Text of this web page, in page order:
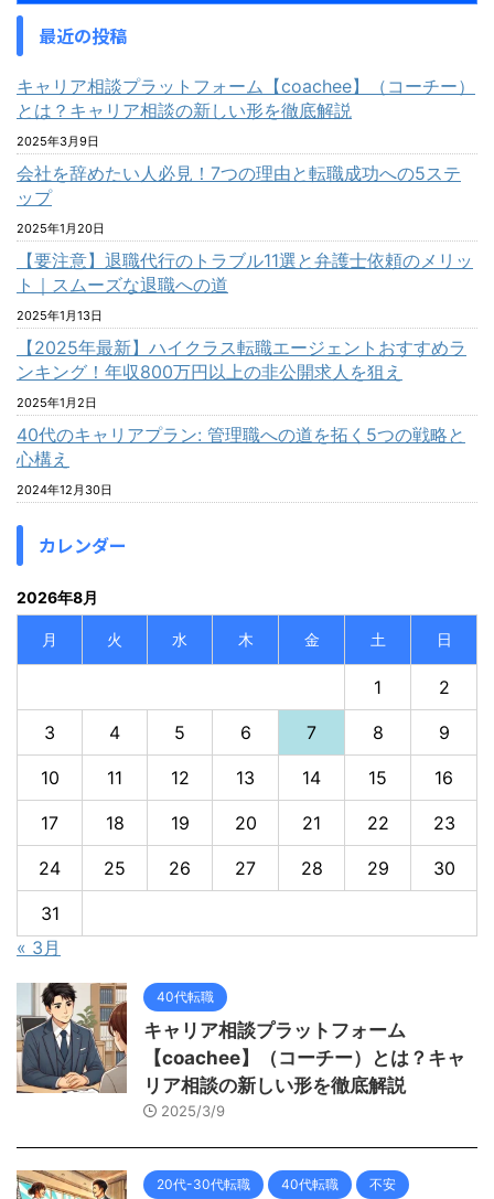
最近の投稿
キャリア相談プラットフォーム【coachee】（コーチー）
とは？キャリア相談の新しい形を徹底解説
2025年3月9日
会社を辞めたい人必見！7つの理由と転職成功への5ステ
ップ
2025年1月20日
【要注意】退職代行のトラブル11選と弁護士依頼のメリッ
ト｜スムーズな退職への道
2025年1月13日
【2025年最新】ハイクラス転職エージェントおすすめラ
ンキング！年収800万円以上の非公開求人を狙え
2025年1月2日
40代のキャリアプラン: 管理職への道を拓く5つの戦略と
心構え
2024年12月30日
カレンダー
2026年8月
月 火 水 木 金 土 日
1 2
3 4 5 6 7 8 9
10 11 12 13 14 15 16
17 18 19 20 21 22 23
24 25 26 27 28 29 30
31
« 3月
40代転職
キャリア相談プラットフォーム
【coachee】（コーチー）とは？キャ
リア相談の新しい形を徹底解説
2025/3/9
20代-30代転職 40代転職 不安